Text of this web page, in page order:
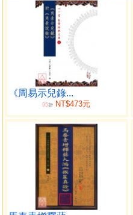
批注地理辨正再辨直解合
大鴻原著、【清】姚銘三再
藏清文光堂木刻刊本。民國
三元玄空學，自清初蔣大
法，尉為堪輿正宗，影響深
猶引而不發。」三百年來，
書是清代書賈將當時公認兩
姚銘三《地理辨正再辨》、
一書。姚、章二人所註，有
挨其星, 以取山之卦氣，水之
也」; 與章氏(無常派)飛星不
用、零正、陰陽交溝，「山
水之陰陽，非論一山一水化
所謂真陰真陽之交溝也」。
頭」局。此等與蔣徒張仲馨
《周易示兒錄...
95折 NT$473元